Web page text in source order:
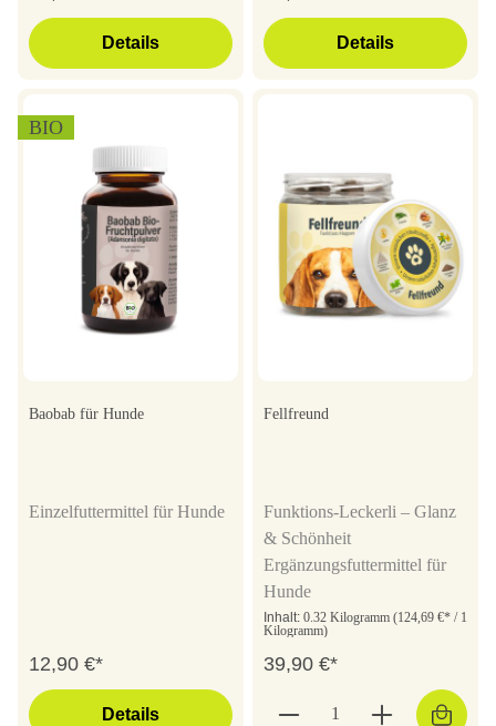
Details Details
BIO
Baobab für Hunde
Einzelfuttermittel für Hunde
12,90 €*
Details
Fellfreund
Funktions-Leckerli – Glanz
& Schönheit
Ergänzungsfuttermittel für
Hunde
Inhalt: 0.32 Kilogramm (124,69 €* / 1
Kilogramm)
39,90 €*